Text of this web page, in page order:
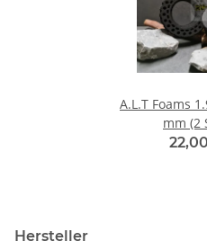
A.L.T Foams
mm (2
Hersteller